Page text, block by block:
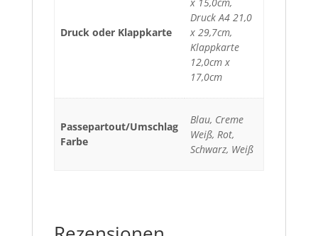
Druck oder Klappkarte
Druck A4 21,0
x 29,7cm,
Klappkarte
12,0cm x
17,0cm
Passepartout/Umschlag
Farbe
Blau, Creme
Weiß, Rot,
Schwarz, Weiß